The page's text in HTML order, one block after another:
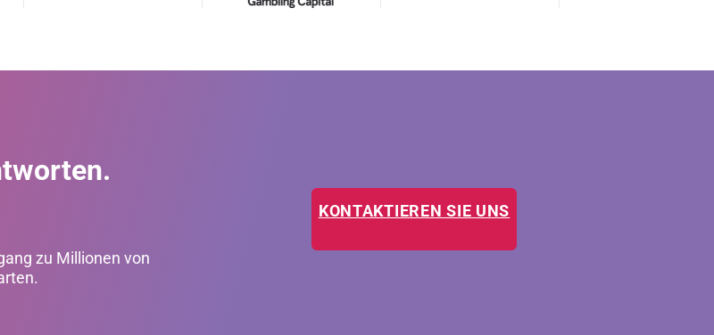
zu Millionen von
KONTAKTIEREN SIE UNS